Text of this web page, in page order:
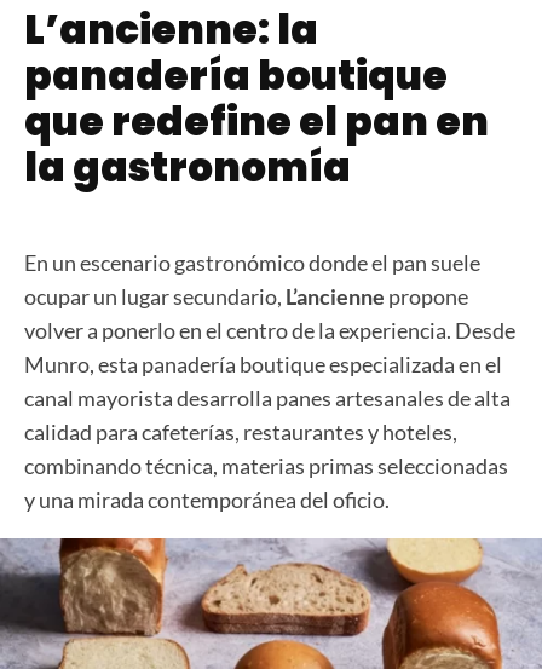
L’ancienne: la
panadería boutique
que redefine el pan en
la gastronomía
En un escenario gastronómico donde el pan suele
ocupar un lugar secundario, L’ancienne propone
volver a ponerlo en el centro de la experiencia. Desde
Munro, esta panadería boutique especializada en el
canal mayorista desarrolla panes artesanales de alta
calidad para cafeterías, restaurantes y hoteles,
combinando técnica, materias primas seleccionadas
y una mirada contemporánea del oficio.